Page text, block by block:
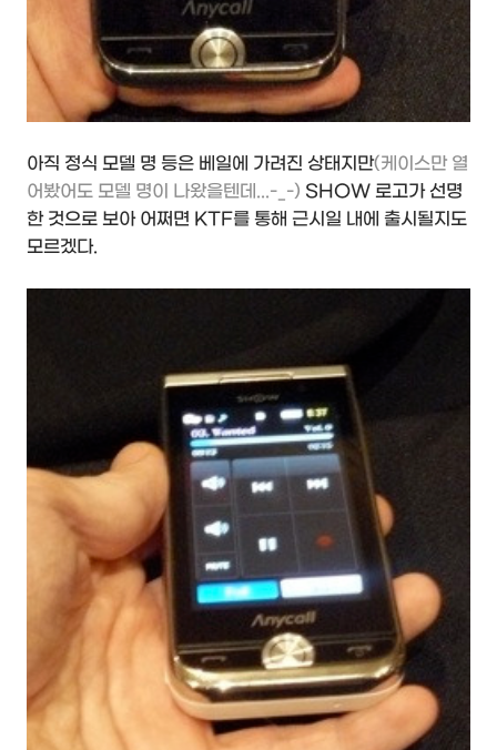
아직 정식 모델 명 등은 베일에 가려진 상태지만(케이스만 열
어봤어도 모델 명이 나왔을텐데...-_-) SHOW 로고가 선명
한 것으로 보아 어쩌면 KTF를 통해 근시일 내에 출시될지도
모르겠다.